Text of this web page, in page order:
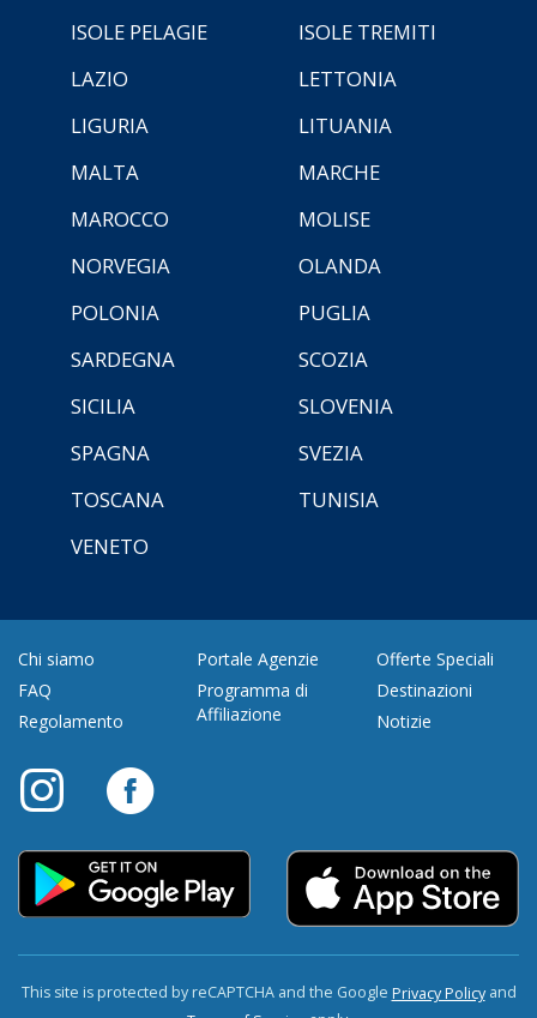
ISOLE PELAGIE
ISOLE TREMITI
LAZIO
LETTONIA
LIGURIA
LITUANIA
MALTA
MARCHE
MAROCCO
MOLISE
NORVEGIA
OLANDA
POLONIA
PUGLIA
SARDEGNA
SCOZIA
SICILIA
SLOVENIA
SPAGNA
SVEZIA
TOSCANA
TUNISIA
VENETO
Chi siamo
FAQ
Regolamento
Portale Agenzie
Programma di
Affiliazione
Offerte Speciali
Destinazioni
Notizie
This site is protected by reCAPTCHA and the Google Privacy Policyand